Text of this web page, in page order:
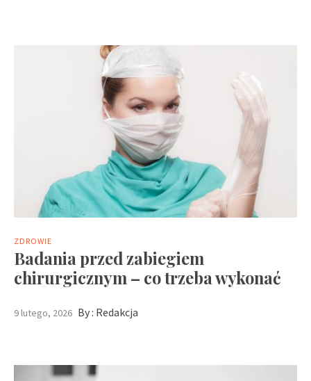
ZDROWIE
Badania przed zabiegiem
chirurgicznym – co trzeba wykonać
9 lutego, 2026 By : Redakcja